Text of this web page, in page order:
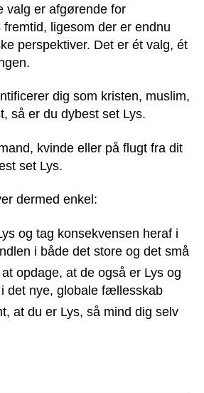
valg er afgørende for
ligesom der er endnu
perspektiver. Det er ét valg, ét
dig som kristen, muslim,
så er du dybest set Lys.
kvinde eller på flugt fra dit
set Lys.
dermed enkel:
og tag konsekvensen heraf i
i både det store og det små
opdage, at de også er Lys og
det nye, globale fællesskab
at du er Lys, så mind dig selv